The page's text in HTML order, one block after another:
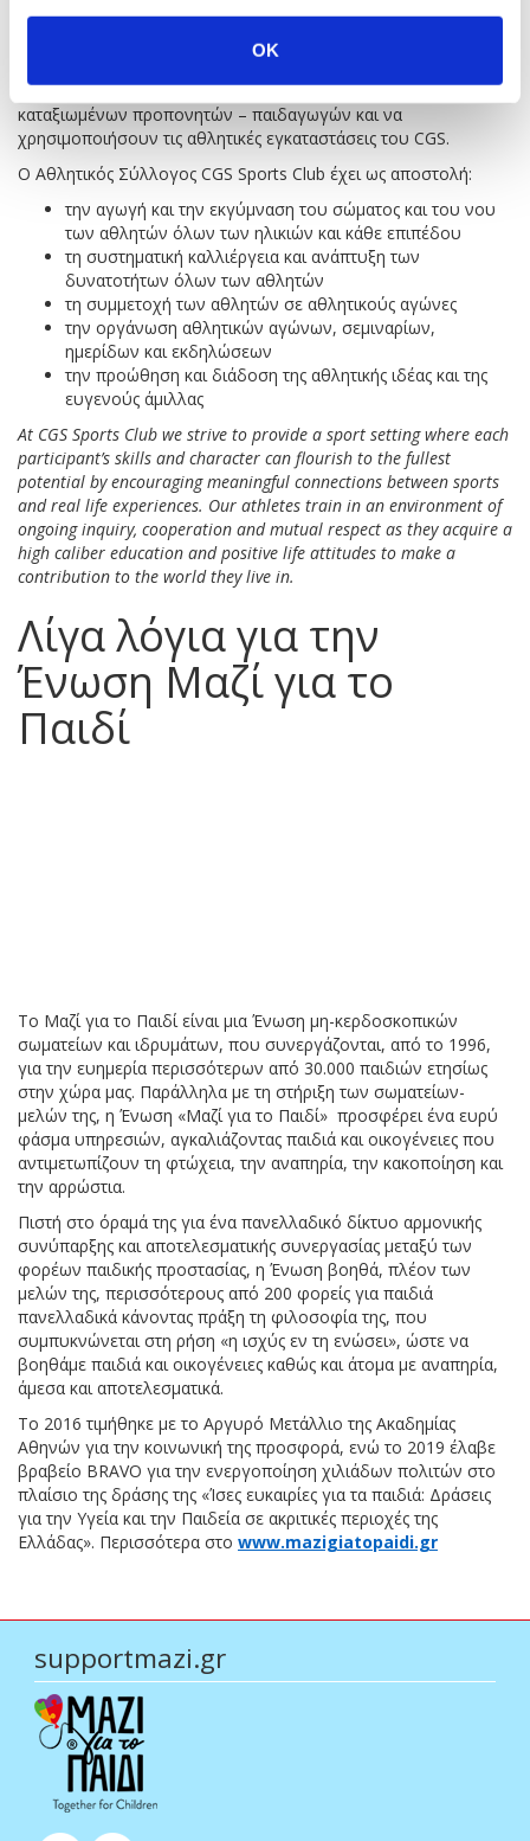
OK
Οι συμμετέχοντες μπορούν να επιλέξουν ένα ή περισσότερα
προπονηθούν υπό την καθοδήγηση έμπειρων και
καταξιωμένων προπονητών – παιδαγωγών και να
χρησιμοποιήσουν τις αθλητικές εγκαταστάσεις του CGS.
O Αθλητικός Σύλλογος CGS Sports Club έχει ως αποστολή:
την αγωγή και την εκγύμναση του σώματος και του νου
των αθλητών όλων των ηλικιών και κάθε επιπέδου
τη συστηματική καλλιέργεια και ανάπτυξη των
δυνατοτήτων όλων των αθλητών
τη συμμετοχή των αθλητών σε αθλητικούς αγώνες
την οργάνωση αθλητικών αγώνων, σεμιναρίων,
ημερίδων και εκδηλώσεων
την προώθηση και διάδοση της αθλητικής ιδέας και της
ευγενούς άμιλλας
At CGS Sports Club we strive to provide a sport setting where each
participant’s skills and character can flourish to the fullest
potential by encouraging meaningful connections between sports
and real life experiences. Our athletes train in an environment of
ongoing inquiry, cooperation and mutual respect as they acquire a
high caliber education and positive life attitudes to make a
contribution to the world they live in.​
Λίγα λόγια για την
Ένωση Μαζί για το
Παιδί
Το Μαζί για το Παιδί είναι μια Ένωση μη-κερδοσκοπικών
σωματείων και ιδρυμάτων, που συνεργάζονται, από το 1996,
για την ευημερία περισσότερων από 30.000 παιδιών ετησίως
στην χώρα μας. Παράλληλα με τη στήριξη των σωματείων-
μελών της, η Ένωση «Μαζί για το Παιδί» προσφέρει ένα ευρύ
φάσμα υπηρεσιών, αγκαλιάζοντας παιδιά και οικογένειες που
αντιμετωπίζουν τη φτώχεια, την αναπηρία, την κακοποίηση και
την αρρώστια.
Πιστή στο όραμά της για ένα πανελλαδικό δίκτυο αρμονικής
συνύπαρξης και αποτελεσματικής συνεργασίας μεταξύ των
φορέων παιδικής προστασίας, η Ένωση βοηθά, πλέον των
μελών της, περισσότερους από 200 φορείς για παιδιά
πανελλαδικά κάνοντας πράξη τη φιλοσοφία της, που
συμπυκνώνεται στη ρήση «η ισχύς εν τη ενώσει», ώστε να
βοηθάμε παιδιά και οικογένειες καθώς και άτομα με αναπηρία,
άμεσα και αποτελεσματικά.
To 2016 τιμήθηκε με το Αργυρό Μετάλλιο της Ακαδημίας
Αθηνών για την κοινωνική της προσφορά, ενώ το 2019 έλαβε
βραβείο BRAVO για την ενεργοποίηση χιλιάδων πολιτών στο
πλαίσιο της δράσης της «Ίσες ευκαιρίες για τα παιδιά: Δράσεις
για την Υγεία και την Παιδεία σε ακριτικές περιοχές της
Ελλάδας». Περισσότερα στο www.mazigiatopaidi.gr
supportmazi.gr